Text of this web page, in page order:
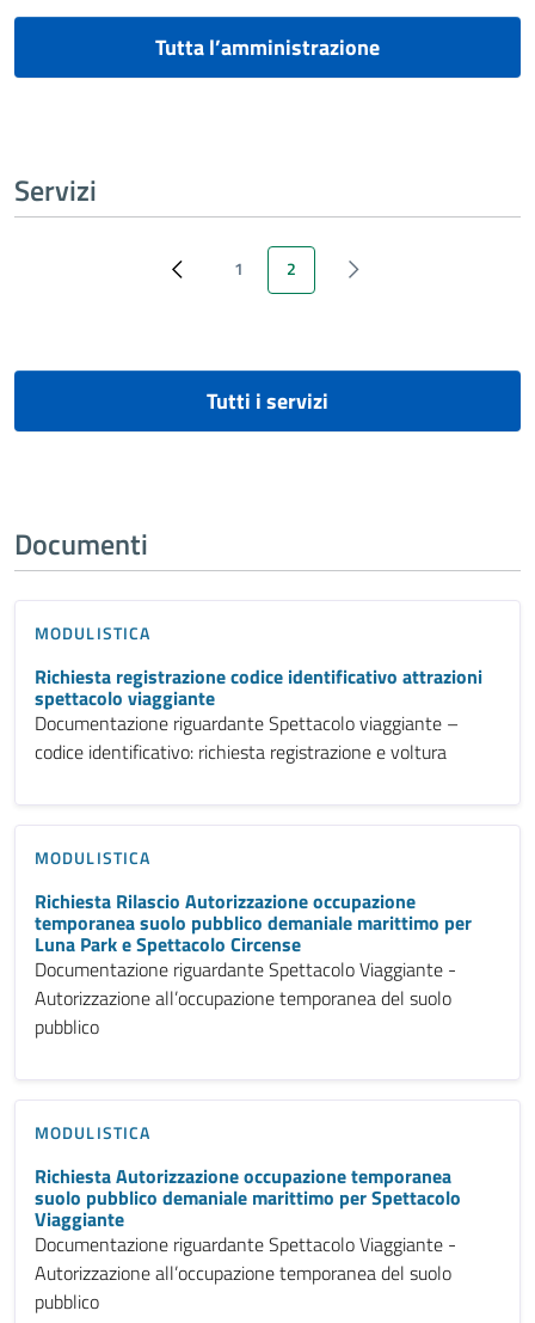
Tutta l’amministrazione
Servizi
‹ PreviousPage
1 Pagina attuale
2 ‹ Next
Tutti i servizi
Documenti
MODULISTICA
Richiesta registrazione codice identificativo attrazioni
spettacolo viaggiante
Documentazione riguardante Spettacolo viaggiante –
codice identificativo: richiesta registrazione e voltura
MODULISTICA
Richiesta Rilascio Autorizzazione occupazione
temporanea suolo pubblico demaniale marittimo per
Luna Park e Spettacolo Circense
Documentazione riguardante Spettacolo Viaggiante -
Autorizzazione all’occupazione temporanea del suolo
pubblico
MODULISTICA
Richiesta Autorizzazione occupazione temporanea
suolo pubblico demaniale marittimo per Spettacolo
Viaggiante
Documentazione riguardante Spettacolo Viaggiante -
Autorizzazione all’occupazione temporanea del suolo
pubblico